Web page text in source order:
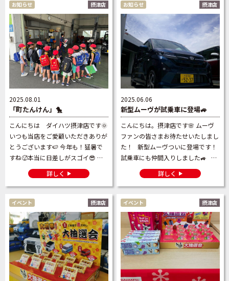
お知らせ 摂津店
2025.08.01
「町たんけん」🐤
こんにちは ダイハツ摂津店です🌞
いつも当店をご愛顧いただきありが
とうございます🍉 今年も！猛暑で
すね🥵本当に日差しがスゴイ😎 蝉
たちも力強い鳴き声で夏本番を感じ
ます😅 先日、地元の小学生たちが
摂津店へ見学 […]
詳しく
お知らせ 摂津店
2025.06.06
新型ムーヴが試乗車に登場🚙
こんにちは。摂津店です🌸 ムーヴ
ファンの皆さまお待たせいたしまし
た！ 新型ムーヴついに登場です！
試乗車にも仲間入りしました🚙 摂
津店の試乗車は「ＲＳ」グレード
色は「レーザーブルークリスタル
[…]
詳しく
イベント 摂津店 イベント 摂津店